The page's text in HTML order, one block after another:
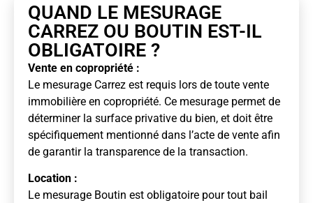
QUAND LE MESURAGE
CARREZ OU BOUTIN EST-IL
OBLIGATOIRE ?
Vente en copropriété :
Le mesurage Carrez est requis lors de toute vente
immobilière en copropriété. Ce mesurage permet de
déterminer la surface privative du bien, et doit être
spécifiquement mentionné dans l’acte de vente afin
de garantir la transparence de la transaction.
Location :
Le mesurage Boutin est obligatoire pour tout bail